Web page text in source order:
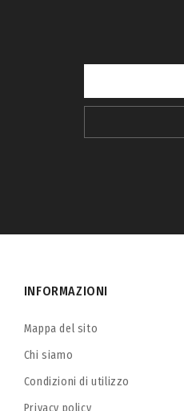
INFORMAZIONI
Mappa del sito
Chi siamo
Condizioni di utilizzo
Privacy policy